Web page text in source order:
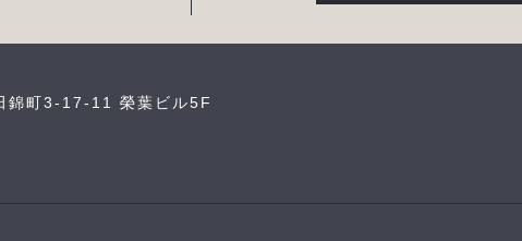
錦町3-17-11 榮葉ビル5F